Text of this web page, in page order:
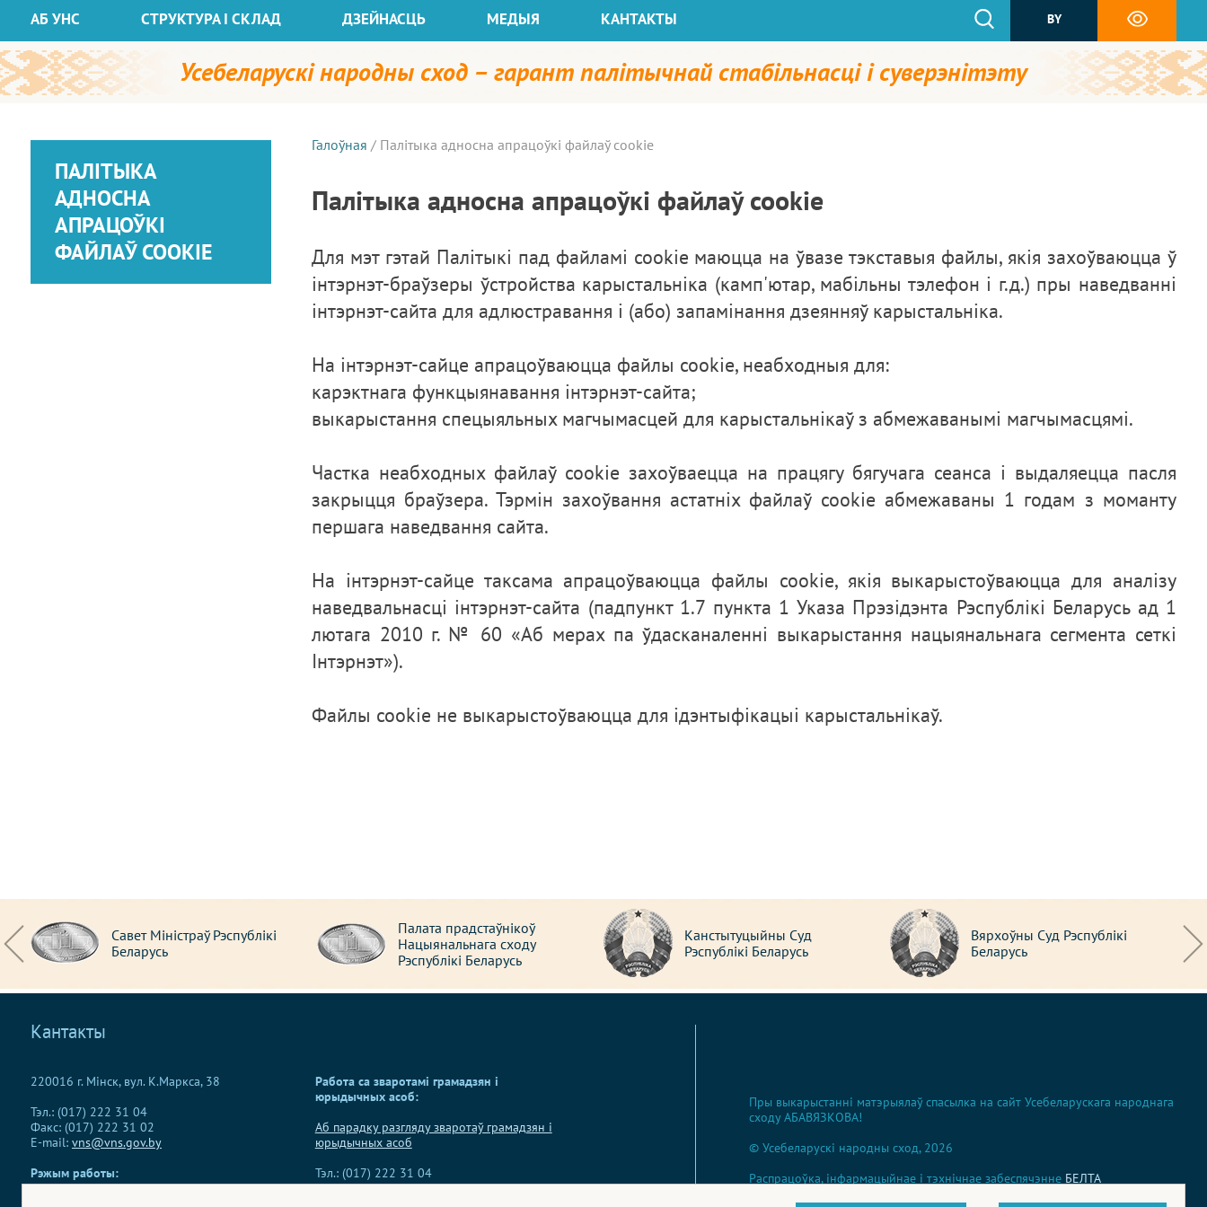
АБ УНС СТРУКТУРА І СКЛАД ДЗЕЙНАСЦЬ МЕДЫЯ КАНТАКТЫ BY
Усебеларускі народны сход – гарант палітычнай стабільнасці і суверэнітэту
ПАЛІТЫКА
АДНОСНА
АПРАЦОЎКІ
ФАЙЛАЎ COOKIE
Галоўная / Палітыка адносна апрацоўкі файлаў cookie
Палітыка адносна апрацоўкі файлаў cookie
Для мэт гэтай Палітыкі пад файламі cookie маюцца на ўвазе тэкставыя файлы, якія захоўваюцца ў
інтэрнэт-браўзеры ўстройства карыстальніка (камп'ютар, мабільны тэлефон і г.д.) пры наведванні
інтэрнэт-сайта для адлюстравання і (або) запамінання дзеянняў карыстальніка.
На інтэрнэт-сайце апрацоўваюцца файлы cookie, неабходныя для:
карэктнага функцыянавання інтэрнэт-сайта;
выкарыстання спецыяльных магчымасцей для карыстальнікаў з абмежаванымі магчымасцямі.
Частка неабходных файлаў cookie захоўваецца на працягу бягучага сеанса і выдаляецца пасля
закрыцця браўзера. Тэрмін захоўвання астатніх файлаў cookie абмежаваны 1 годам з моманту
першага наведвання сайта.
На інтэрнэт-сайце таксама апрацоўваюцца файлы cookie, якія выкарыстоўваюцца для аналізу
наведвальнасці інтэрнэт-сайта (падпункт 1.7 пункта 1 Указа Прэзідэнта Рэспублікі Беларусь ад 1
лютага 2010 г. № 60 «Аб мерах па ўдасканаленні выкарыстання нацыянальнага сегмента сеткі
Інтэрнэт»).
Файлы cookie не выкарыстоўваюцца для ідэнтыфікацыі карыстальнікаў.
Савет Міністраў Рэспублікі
Беларусь
Палата прадстаўнікоў
Нацыянальнага сходу
Рэспублікі Беларусь
Канстытуцыйны Суд
Рэспублікі Беларусь
Вярхоўны Суд Рэспублікі
Беларусь
Кантакты
220016 г. Мінск, вул. К.Маркса, 38
Тэл.: (017) 222 31 04
Факс: (017) 222 31 02
E-mail: vns@vns.gov.by
Рэжым работы:
панядзелак-пятніца 9.00 - 18.00
Работа са зваротамі грамадзян і
юрыдычных асоб:
Аб парадку разгляду зваротаў грамадзян і
юрыдычных асоб
Тэл.: (017) 222 31 04
Пры выкарыстанні матэрыялаў спасылка на сайт Усебеларускага народнага
сходу АБАВЯЗКОВА!
© Усебеларускі народны сход, 2026
Распрацоўка, інфармацыйнае і тэхнічнае забеспячэнне БЕЛТА